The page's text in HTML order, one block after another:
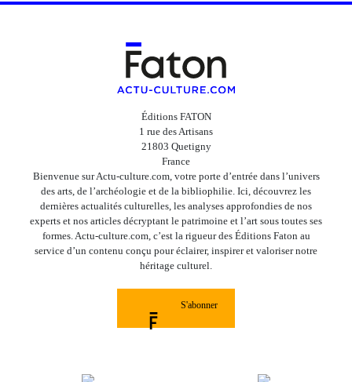
Éditions FATON
1 rue des Artisans
21803 Quetigny
France
Bienvenue sur Actu-culture.com, votre porte d’entrée dans l’univers
des arts, de l’archéologie et de la bibliophilie. Ici, découvrez les
dernières actualités culturelles, les analyses approfondies de nos
experts et nos articles décryptant le patrimoine et l’art sous toutes ses
formes. Actu-culture.com, c’est la rigueur des Éditions Faton au
service d’un contenu conçu pour éclairer, inspirer et valoriser notre
héritage culturel.
S'abonner